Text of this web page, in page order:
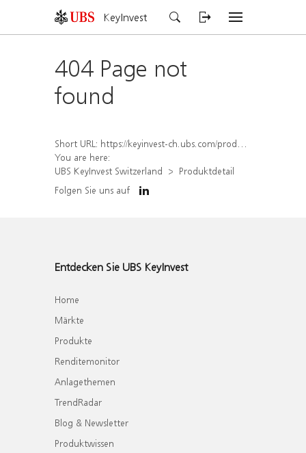
KeyInvest
404 Page not
found
Short URL: https://keyinvest-ch.ubs.com/produkt/detail/index/isin/CH1569452399
You are here:
UBS KeyInvest Switzerland
Produktdetail
Folgen Sie uns auf
Entdecken Sie UBS KeyInvest
Home
Märkte
Produkte
Renditemonitor
Anlagethemen
TrendRadar
Blog & Newsletter
Produktwissen